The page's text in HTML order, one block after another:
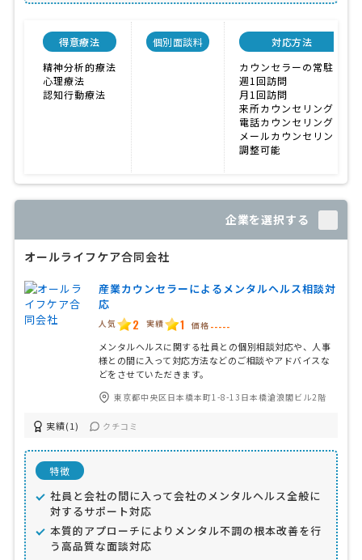
得意療法
精神分析的療法
心理療法
認知行動療法
個別面談料
対応方法
カウンセラーの常駐
週1回訪問
月1回訪問
来所カウンセリング
電話カウンセリング
メールカウンセリング
調整可能
企業を選択する
オールライフケア合同会社
産業カウンセラーによるメンタルヘルス相談対
応
人気 2 実績 1 価格 -----
メンタルヘルスに関する社員との個別相談対応や、人事
様との間に入って対応方法などのご相談やアドバイスな
どをさせていただきます。
東京都中央区日本橋本町1-8-13日本橋滄浪閣ビル2階
実績(1) クチコミ
特徴
社員と会社の間に入って会社のメンタルヘルス全般に
対するサポート対応
本質的アプローチによりメンタル不調の根本改善を行
う高品質な面談対応